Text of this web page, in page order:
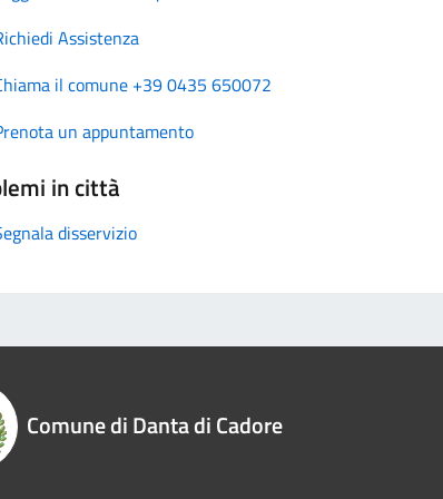
Assistenza
il comune +39 0435 650072
un appuntamento
in città
disservizio
Comune di Danta di Cadore